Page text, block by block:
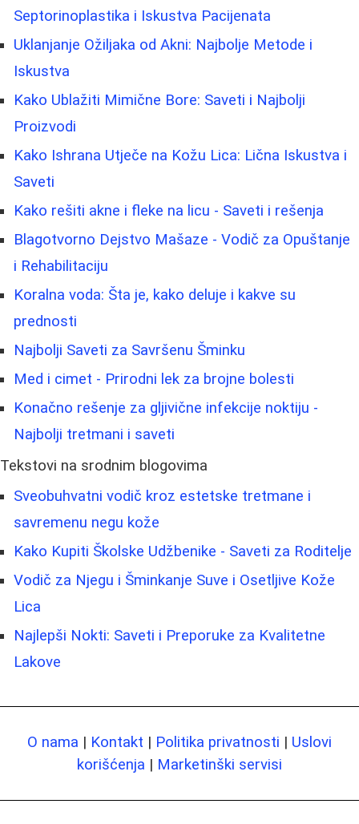
Septorinoplastika i Iskustva Pacijenata
Uklanjanje Ožiljaka od Akni: Najbolje Metode i
Iskustva
Kako Ublažiti Mimične Bore: Saveti i Najbolji
Proizvodi
Kako Ishrana Utječe na Kožu Lica: Lična Iskustva i
Saveti
Kako rešiti akne i fleke na licu - Saveti i rešenja
Blagotvorno Dejstvo Mašaze - Vodič za Opuštanje
i Rehabilitaciju
Koralna voda: Šta je, kako deluje i kakve su
prednosti
Najbolji Saveti za Savršenu Šminku
Med i cimet - Prirodni lek za brojne bolesti
Konačno rešenje za gljivične infekcije noktiju -
Najbolji tretmani i saveti
Tekstovi na srodnim blogovima
Sveobuhvatni vodič kroz estetske tretmane i
savremenu negu kože
Kako Kupiti Školske Udžbenike - Saveti za Roditelje
Vodič za Njegu i Šminkanje Suve i Osetljive Kože
Lica
Najlepši Nokti: Saveti i Preporuke za Kvalitetne
Lakove
O nama | Kontakt | Politika privatnosti | Uslovi
korišćenja | Marketinški servisi